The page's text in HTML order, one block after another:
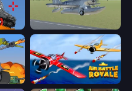
3D Flight Simulator
Air Battle Royale: Sky Blitz